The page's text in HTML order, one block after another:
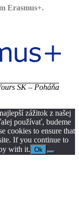
Erasmus+.
SK – Poháňa
zážitok z našej
používať, budeme
cookies to ensure that
If you continue to
with it. Ok